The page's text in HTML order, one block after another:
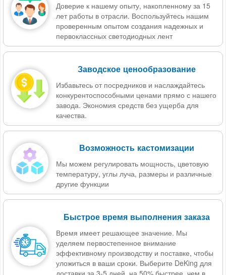
Доверие к нашему опыту, накопленному за 15
лет работы в отрасли. Воспользуйтесь нашим
проверенным опытом создания надежных и
первоклассных светодиодных лент
Заводское ценообразование
Избавьтесь от посредников и наслаждайтесь
конкурентоспособными ценами прямо с нашего
завода. Экономия средств без ущерба для
качества.
Возможность кастомизации
Мы можем регулировать мощность, цветовую
температуру, углы луча, размеры и различные
другие функции
Быстрое время выполнения заказа
Время имеет решающее значение. Мы
уделяем первостепенное внимание
эффективному производству и поставке, чтобы
уложиться в ваши сроки. Выберите DeKing для
доставки за 3-5 дней, на 50% быстрее, чем в